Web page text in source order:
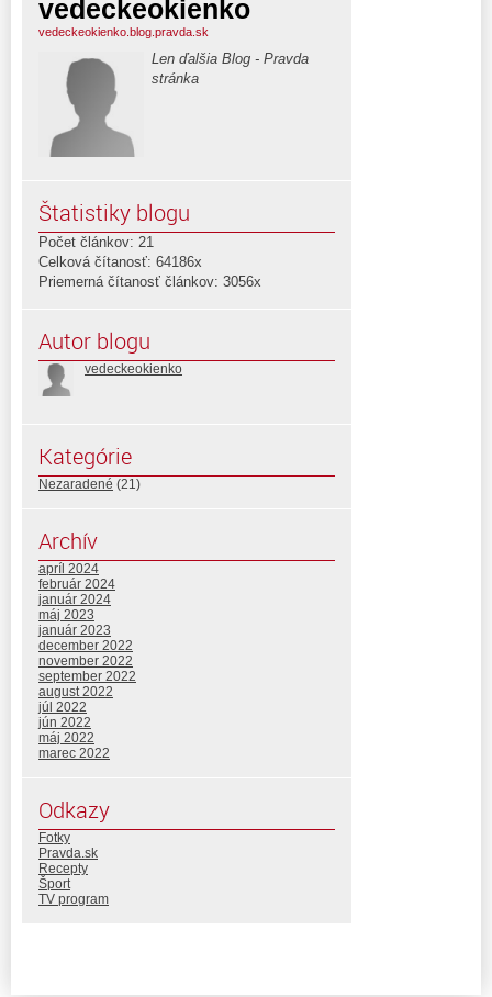
vedeckeokienko
vedeckeokienko.blog.pravda.sk
Len ďalšia Blog - Pravda
stránka
Štatistiky blogu
Počet článkov: 21
Celková čítanosť: 64186x
Priemerná čítanosť článkov: 3056x
Autor blogu
vedeckeokienko
Kategórie
Nezaradené (21)
Archív
apríl 2024
február 2024
január 2024
máj 2023
január 2023
december 2022
november 2022
september 2022
august 2022
júl 2022
jún 2022
máj 2022
marec 2022
Odkazy
Fotky
Pravda.sk
Recepty
Šport
TV program